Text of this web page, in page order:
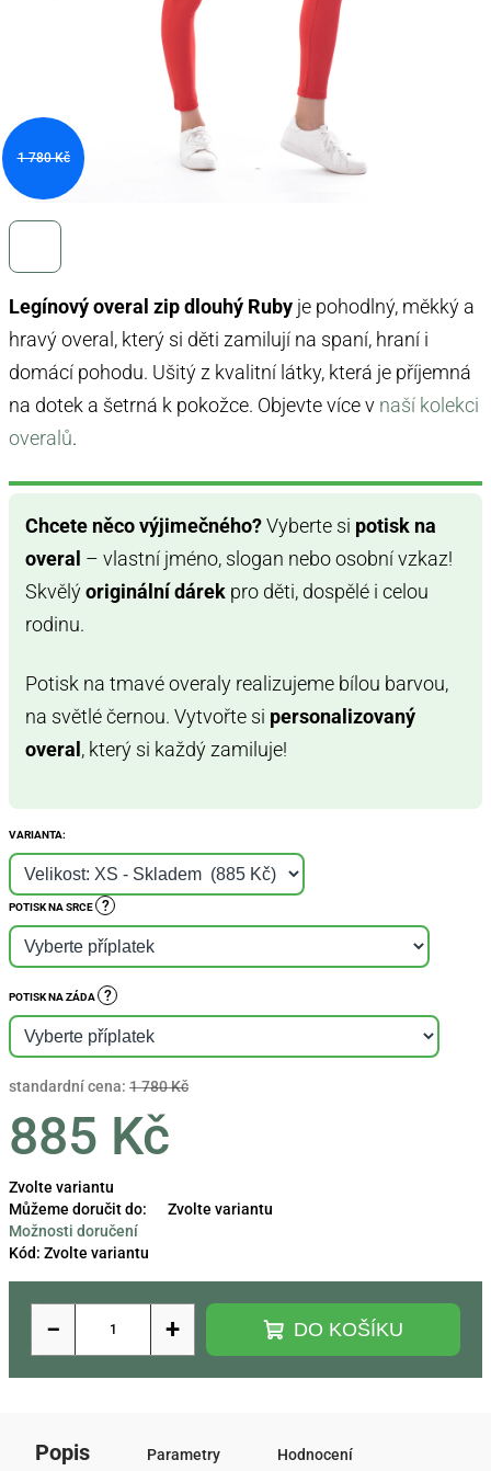
Legínový overal zip dlouhý Ruby je pohodlný, měkký a
hravý overal, který si děti zamilují na spaní, hraní i
domácí pohodu. Ušitý z kvalitní látky, která je příjemná
na dotek a šetrná k pokožce. Objevte více v naší kolekci
overalů.
Chcete něco výjimečného?Vyberte si potisk na
overal – vlastní jméno, slogan nebo osobní vzkaz!
Skvělýoriginální dárek pro děti, dospělé i celou
rodinu.
Potisk na tmavé overaly realizujeme bílou barvou,
na světlé černou. Vytvořte si personalizovaný
overal , který si každý zamiluje!
VARIANTA:
POTISK NA SRCE ?
POTISK NA ZÁDA ?
standardní cena: 1 780 Kč
885 Kč
Měrná
cena:
Zvolte variantu
Můžeme doručit do:
Zvolte variantu
Možnosti doručení
Kód: Zvolte variantu
+
− DO KOŠÍKU
1 780 Kč
Popis Parametry Hodnocení